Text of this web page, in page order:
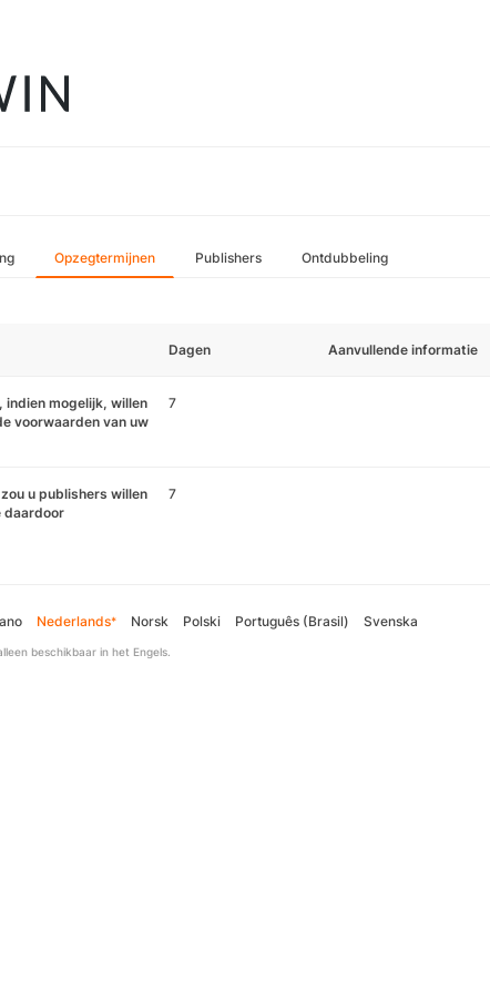
Opzegtermijnen Publishers Ontdubbeling
Dagen Aanvullende informatie
indien mogelijk, willen
voorwaarden van uw
7
u publishers willen
daardoor
7
Nederlands* Norsk Polski Português (Brasil) Svenska
beschikbaar in het Engels.